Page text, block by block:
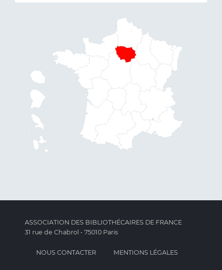
ASSOCIATION DES BIBLIOTHÉCAIRES DE FRANCE
31 rue de Chabrol - 75010 Paris
NOUS CONTACTER MENTIONS LÉGALES